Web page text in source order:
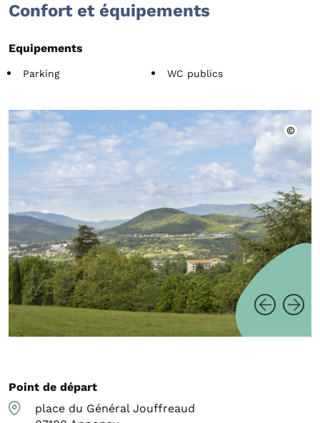
Confort et équipements
Equipements
Parking WC publics
Point de départ
place du Général Jouffreaud